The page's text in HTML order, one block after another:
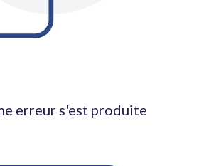
erreur s'est produite